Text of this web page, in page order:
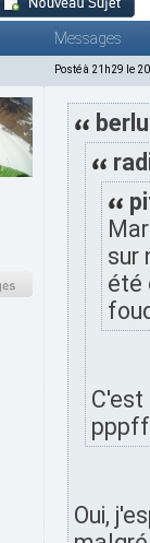
Messages
Posté à 21h29 le
sur
été
Oui,